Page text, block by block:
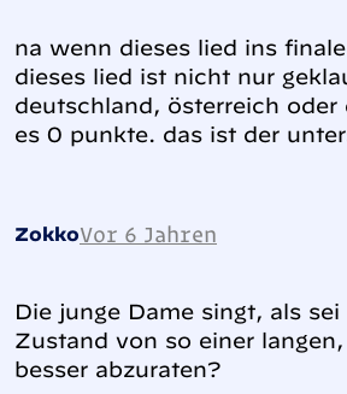
na wenn dieses lied ins
dieses lied ist nicht nur
deutschland, österreich
es 0 punkte. das ist der
ZokkoVor 6 Jahren
Die junge Dame singt, als
Zustand von so einer
besser abzuraten?